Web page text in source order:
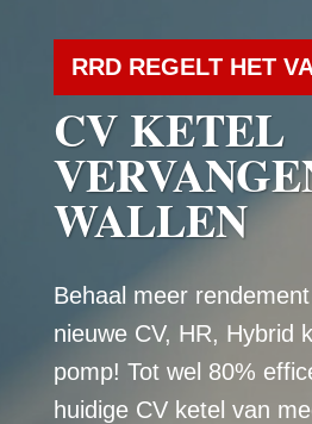
RRD REGELT HET
CV KETEL
WALLEN
Behaal meer
nieuwe CV, HR, Hybrid
pomp! Tot wel 80%
huidige CV ketel van